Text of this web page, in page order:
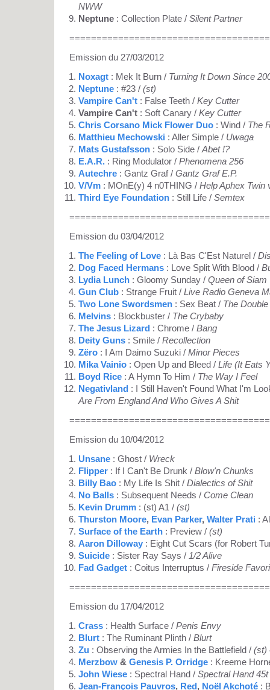
NWW
Neptune : Collection Plate / Silent Partner
Emission du 27/03/2012
Noxagt : Mek It Burn / Turning It Down Since
Neptune : #23 / (st)
Vampire Can't : False Teeth / Key Cutter
Vampire Can't : Soft Canary / Key Cutter
Chris Corsano Mick Flower Duo : Wind / The
Matthieu Mechowski : Aller Simple / Uwaga
Mats Gustafsson : Solo Side / Abet !?
E.A.R. : Ring Modulator / Phenomena 256
Autechre : Gantz Graf / Gantz Graf E.P.
V/Vm : MOnE(y) 4 n0THING / Help Aphex Twin
Third Eye Foundation : Still Life / Semtex
Emission du 03/04/2012
The Feeling of Love : Là Bas C'Est Naturel /
Dog Faced Hermans : Love Split With Blood /
Lydia Lunch : Gloomy Sunday / Queen of Siam
Gun Club : Strange Fruit / Live Radio Geneva
Two Lone Swordsmen : Sex Beat / The
Melvins : Blockbuster / The Crybaby
The Jesus Lizard : Chrome / Bang
Deity Guns : Smile / Recollection
Zëro : I Am Daimo Suzuki / Minor Pieces
Mika Vainio : Open Up and Bleed / Life (It Eats
Boyd Rice : A Hymn To Him / The Way I Feel
Negativland : I Still Haven't Found What I'm
Are From England And Who Gives A Shit
Emission du 10/04/2012
Unsane : Ghost / Wreck
Flipper : If I Can't Be Drunk / Blow'n Chunks
Billy Bao : My Life Is Shit / Dialectics of Shit
No Balls : Subsequent Needs / Come Clean
Kevin Drumm : (st) A1 / (st)
Thurston Moore, Evan Parker, Walter Prati :
Surface of the Earth : Preview / (st)
Aaron Dilloway : Eight Cut Scars (for Robert
Suicide : Sister Ray Says / 1/2 Alive
Fad Gadget : Coitus Interruptus / Fireside
Emission du 17/04/2012
Crass : Health Surface / Penis Envy
Blurt : The Ruminant Plinth / Blurt
Zu : Observing the Armies In the Battlefield / (st)
Merzbow & Genesis P. Orridge : Kreeme
John Wiese : Spectral Hand / Spectral Hand 45t
Jean-François Pauvros, Red, Noël Akchoté :